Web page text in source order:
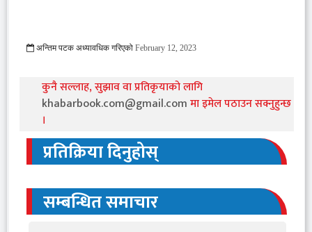
अन्तिम पटक अध्यावधिक गरिएको February 12, 2023
कुनै सल्लाह, सुझाव वा प्रतिकृयाको लागि
khabarbook.com@gmail.comमा इमेल पठाउन सक्नुहुन्छ
।
प्रतिक्रिया दिनुहोस्
सम्बन्धित समाचार